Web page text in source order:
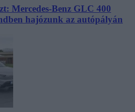
Mercedes-Benz GLC 400
hajózunk az autópályán